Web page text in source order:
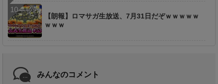
【朗報】ロマサガ生放送、7月31日だぞｗｗｗｗｗ
ｗｗｗ
みんなのコメント